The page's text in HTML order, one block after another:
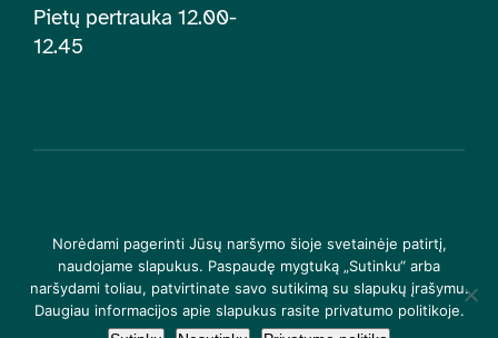
Pietų pertrauka 12.00-
12.45
saugomos |Privatumo politika
Norėdami pagerinti Jūsų naršymo šioje svetainėje patirtį,
naudojame slapukus. Paspaudę mygtuką „Sutinku“ arba
naršydami toliau, patvirtinate savo sutikimą su slapukų įrašymu.
Daugiau informacijos apie slapukus rasite privatumo politikoje.